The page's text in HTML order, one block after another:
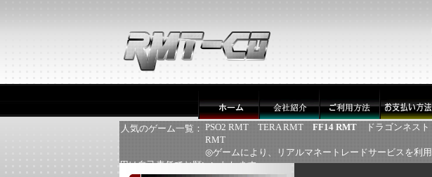
人気のゲーム一覧： PSO2 RMT TERA RMT FF14 RMT ドラゴンネスト
RMT
◎ゲームにより、リアルマネートレードサービスを利
用は自己責任でお願いいたします